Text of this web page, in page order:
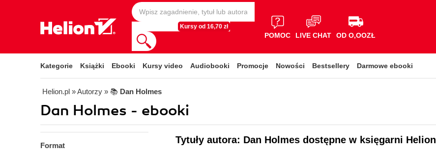
Kursy od 16,70 zł
POMOC LIVE CHAT OD O,OOZŁ
Kategorie Książki Ebooki Kursy video Audiobooki Promocje Nowości Bestsellery Darmowe ebooki
Helion.pl » Autorzy » 📚 Dan Holmes
Dan Holmes - ebooki
Format
Tytuły autora: Dan Holmes dostępne w księgarni Helion